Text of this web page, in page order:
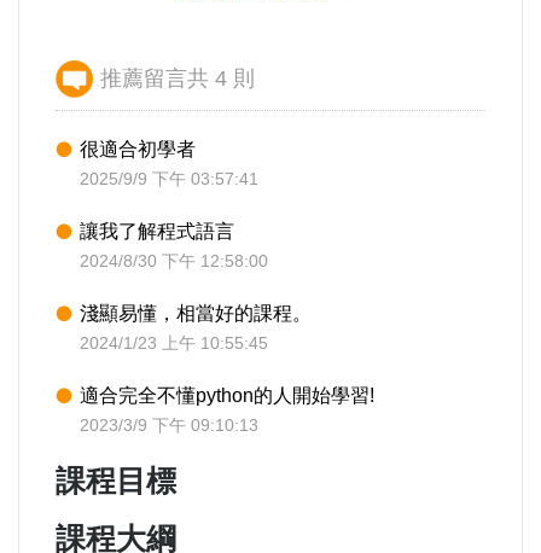
推薦留言共 4 則
很適合初學者
2025/9/9 下午 03:57:41
讓我了解程式語言
2024/8/30 下午 12:58:00
淺顯易懂，相當好的課程。
2024/1/23 上午 10:55:45
適合完全不懂python的人開始學習!
2023/3/9 下午 09:10:13
課程目標
課程大綱